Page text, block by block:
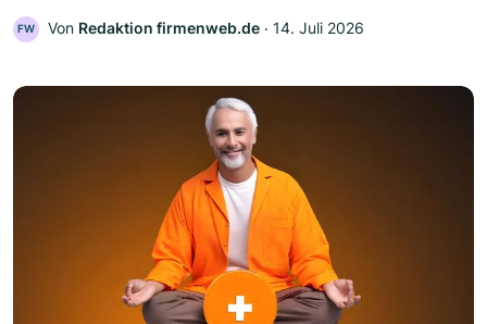
FW Von Redaktion firmenweb.de ‧ 14. Juli 2026